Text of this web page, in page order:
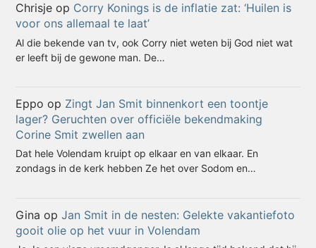
Chrisje op Corry Konings is de inflatie zat: ‘Huilen is
voor ons allemaal te laat’
Al die bekende van tv, ook Corry niet weten bij God niet wat
er leeft bij de gewone man. De…
Eppo op Zingt Jan Smit binnenkort een toontje
lager? Geruchten over officiële bekendmaking
Corine Smit zwellen aan
Dat hele Volendam kruipt op elkaar en van elkaar. En
zondags in de kerk hebben Ze het over Sodom en…
Gina opJan Smit in de nesten: Gelekte vakantiefoto
gooit olie op het vuur in Volendam